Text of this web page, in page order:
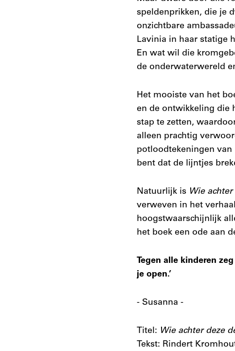
speldenprikken, die je
onzichtbare
Lavinia in haar statige
En wat wil die
de onderwaterwereld
Het mooiste van het
en de ontwikkeling die
stap te zetten,
alleen prachtig
potloodtekeningen van
bent dat de lijntjes
Natuurlijk is Wie
verweven in het
hoogstwaarschijnlijk
het boek een ode aan
Tegen alle kinderen
je open.’
- Susanna -
Titel: Wie achter deze
Tekst: Rindert